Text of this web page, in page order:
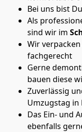
Bei uns bist
Als
sind wir im
Wir
fachgerecht
Gerne
bauen diese
Zuverlässig
Umzugstag
Das Ein- und
ebenfalls